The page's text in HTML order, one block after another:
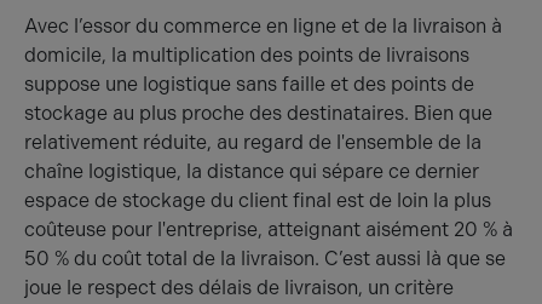
Avec l’essor du commerce en ligne et de la livraison à
domicile, la multiplication des points de livraisons
suppose une logistique sans faille et des points de
stockage au plus proche des destinataires. Bien que
relativement réduite, au regard de l'ensemble de la
chaîne logistique, la distance qui sépare ce dernier
espace de stockage du client final est de loin la plus
coûteuse pour l'entreprise, atteignant aisément 20 % à
50 % du coût total de la livraison. C’est aussi là que se
joue le respect des délais de livraison, un critère